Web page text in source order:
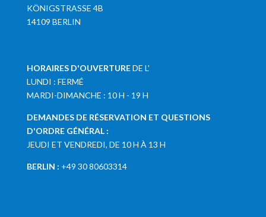
KÖNIGSTRASSE 4B
14109 BERLIN
HORAIRES D'OUVERTUREDE L'
LUNDI : FERMÉ
MARDI-DIMANCHE : 10 H - 19 H
DEMANDES DE RÉSERVATION ET QUESTIONS
D'ORDRE GÉNÉRAL :
JEUDI ET VENDREDI, DE 10 H À 13 H
BERLIN : +49 30 80603314